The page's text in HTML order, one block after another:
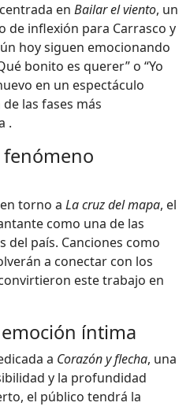
en Bailar el viento, un
de inflexión para Carrasco y
hoy siguen emocionando
bonito es querer” o “Yo
en un espectáculo
las fases más
.
fenómeno
torno a La cruz del mapa, el
como una de las
del país. Canciones como
a conectar con los
este trabajo en
íntima
a Corazón y flecha, una
y la profundidad
el público tendrá la